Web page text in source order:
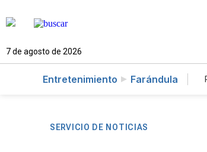
7 de agosto de 2026
Entretenimiento Farándula
SERVICIO DE NOTICIAS